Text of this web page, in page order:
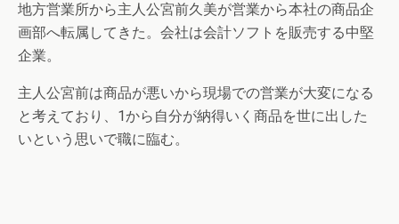
地方営業所から主人公宮前久美が営業から本社の商品企
画部へ転属してきた。会社は会計ソフトを販売する中堅
企業。
主人公宮前は商品が悪いから現場での営業が大変になる
と考えており、1から自分が納得いく商品を世に出した
いという思いで職に臨む。